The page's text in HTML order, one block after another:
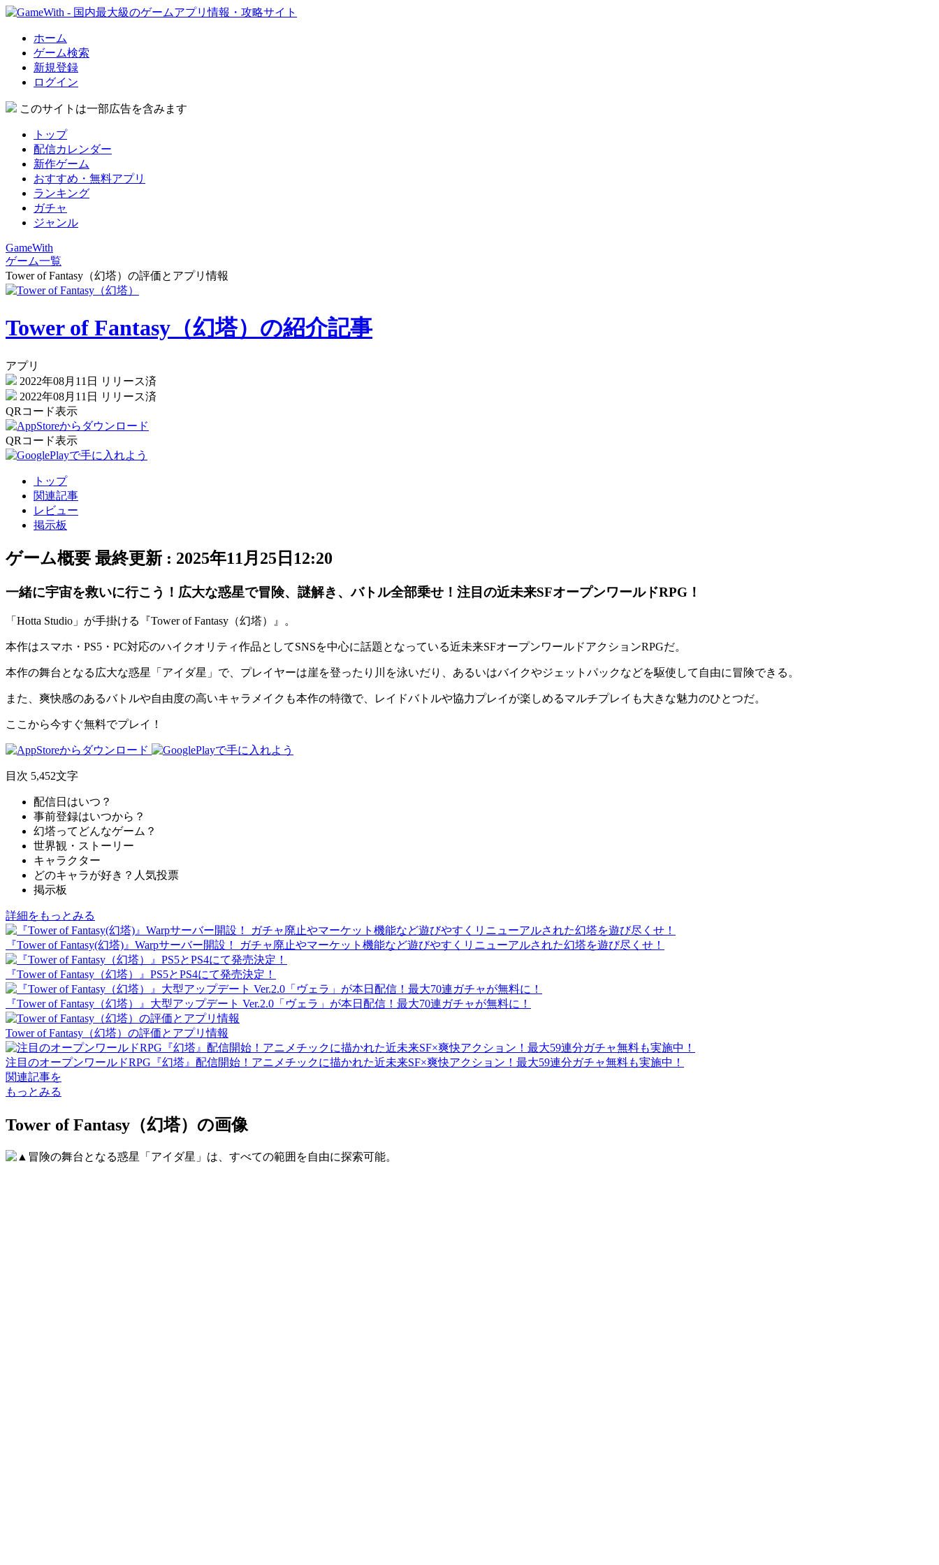
ホーム
ゲーム検索
新規登録
ログイン
このサイトは一部広告を含みます
トップ
配信カレンダー
新作ゲーム
おすすめ・無料アプリ
ランキング
ガチャ
ジャンル
GameWith
ゲーム一覧
Tower of Fantasy（幻塔）の評価とアプリ情報
Tower of Fantasy（幻塔）の紹介記事
アプリ
2022年08月11日
リリース済
2022年08月11日
リリース済
QRコード表示
QRコード表示
トップ
関連記事
レビュー
掲示板
ゲーム概要 最終更新 : 2025年11月25日12:20
一緒に宇宙を救いに行こう！広大な惑星で冒険、謎解き、バトル全部乗せ！注目の近未来SFオープンワールドRPG！
「Hotta Studio」 が手掛ける 『Tower of Fantasy（幻塔）』 。
本作はスマホ・PS5・PC対応のハイクオリティ作品としてSNSを中心に話題となっている近未来SFオープンワールドアクションRPGだ。
本作の舞台となる広大な惑星 「アイダ星」 で、プレイヤーは崖を登ったり川を泳いだり、あるいはバイクやジェットパックなどを駆使して 自由に冒険できる。
また、爽快感のあるバトルや自由度の高いキャラメイク も本作の特徴で、レイドバトルや協力プレイが楽しめるマルチプレイ も大きな魅力のひとつだ。
ここから今すぐ無料でプレイ！
目次 5,452文字
配信日はいつ？
事前登録はいつから？
幻塔ってどんなゲーム？
世界観・ストーリー
キャラクター
どのキャラが好き？人気投票
掲示板
詳細をもっとみる
『Tower of Fantasy(幻塔)』Warpサーバー開設！ ガチャ廃止やマーケット機能など遊びやすくリニューアルされた幻塔を遊び尽くせ！
『Tower of Fantasy（幻塔）』PS5とPS4にて発売決定！
『Tower of Fantasy（幻塔）』大型アップデート Ver.2.0「ヴェラ」が本日配信！最大70連ガチャが無料に！
Tower of Fantasy（幻塔）の評価とアプリ情報
注目のオープンワールドRPG『幻塔』配信開始！アニメチックに描かれた近未来SF×爽快アクション！最大59連分ガチャ無料も実施中！
関連記事を
もっとみる
Tower of Fantasy（幻塔）の画像